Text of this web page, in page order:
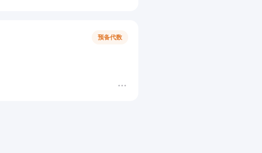
预备代数